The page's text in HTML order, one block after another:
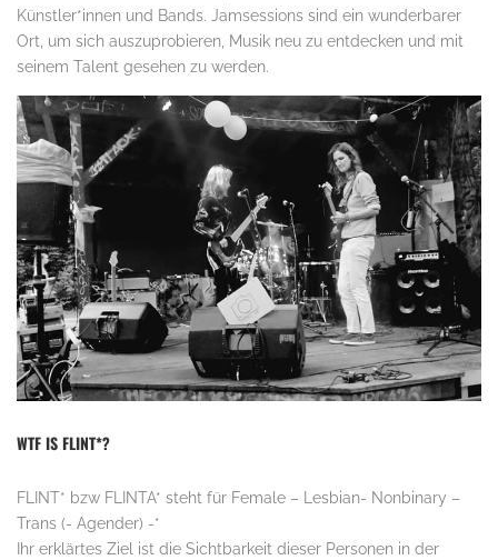
Künstler*innen und Bands. Jamsessions sind ein wunderbarer
Ort, um sich auszuprobieren, Musik neu zu entdecken und mit
seinem Talent gesehen zu werden.
WTF IS FLINT*?
FLINT* bzw FLINTA* steht für Female – Lesbian- Nonbinary –
Trans (- Agender) -*
Ihr erklärtes Ziel ist die Sichtbarkeit dieser Personen in der